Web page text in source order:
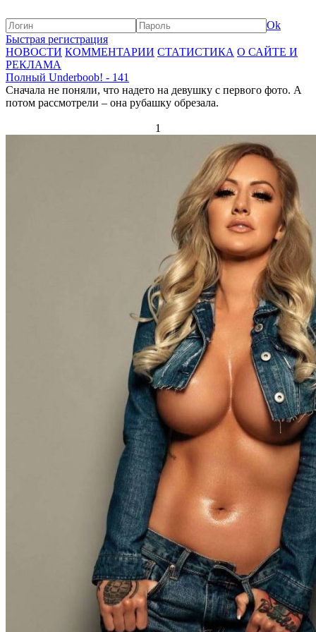
Ok
Быстрая регистрация
НОВОСТИ КОММЕНТАРИИ СТАТИСТИКА О САЙТЕ И
РЕКЛАМА
Полный Underboob! - 141
Сначала не поняли, что надето на девушку с первого фото. А
потом рассмотрели – она рубашку обрезала.
1